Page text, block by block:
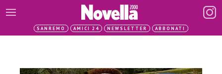
SANREMO AMICI 24 NEWSLETTER ABBONATI